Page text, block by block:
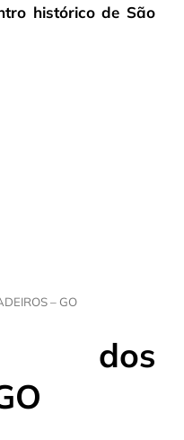
histórico de São
– GO
dos